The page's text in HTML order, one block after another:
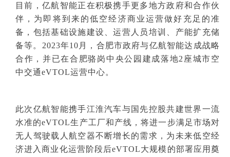
目前，亿航智能正在积极携手更多地方政府和合作伙
伴，为即将到来的低空经济商业运营做好充足的准
备，包括基础设施建设、运营人员培训、产能扩充储
备等。2023年10月，合肥市政府与亿航智能达成战略
合作，并已在合肥骆岗中央公园建成落地2座城市空
中交通eVTOL运营中心。
此次亿航智能携手江淮汽车与国先控股共建世界一流
水准的eVTOL生产工厂和产线，将进一步满足市场对
无人驾驶载人航空器不断增长的需求，为未来低空经
济进入商业化运营阶段后eVTOL大规模的部署应用奠